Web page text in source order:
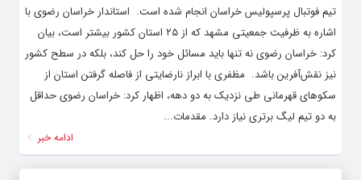
تیم فوتبال پرسپولیس خراسان انجام شده است. ‌ استاندار خراسان رضوی با
اشاره به ظرفیت جمعیتی مشهد که از ۲۵ استان کشور بیشتر است، بیان
کرد: خراسان رضوی نه‌ تنها باید مسائل خود را حل کند، بلکه در سطح کشور
نیز نقش‌آفرین باشد. ‌ مظفری با ابراز نارضایتی از فاصله گرفتن استان از
سکوهای قهرمانی طی نزدیک به دو دهه، اظهار کرد: خراسان رضوی حداقل
به دو تیم لیگ برتری نیاز دارد. مقدمات...
ادامه خبر